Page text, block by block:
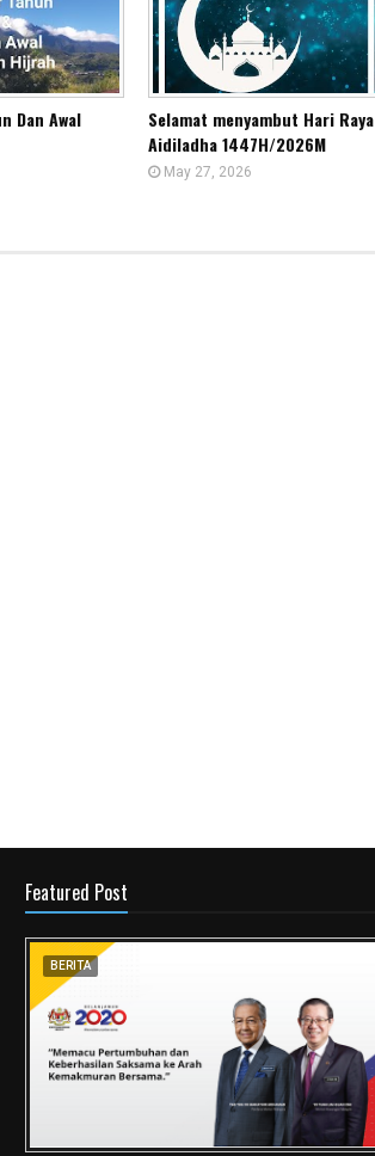
Dan Awal
Selamat menyambut Hari Raya
Aidiladha 1447H/2026M
May 27, 2026
Featured Post
BERITA